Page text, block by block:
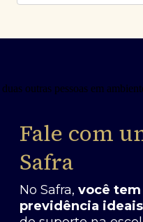
Fale com
Safra
No Safra, você tem
previdência